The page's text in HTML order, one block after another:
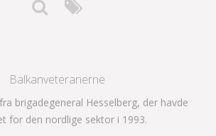
Balkanveteranerne
brigadegeneral Hesselberg, der havde
for den nordlige sektor i 1993.